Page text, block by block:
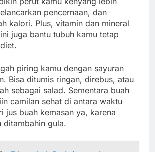
pencernaan, dan
kalori. Plus, vitamin dan mineral
juga bantu tubuh kamu tetap
piring kamu dengan sayuran
Bisa ditumis ringan, direbus, atau
sebagai salad. Sementara buah
camilan sehat di antara waktu
jus buah kemasan ya, karena
ditambahin gula.